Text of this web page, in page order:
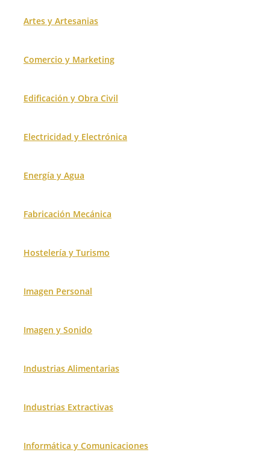
Artes y Artesanias
Comercio y Marketing
Edificación y Obra Civil
Electricidad y Electrónica
Energía y Agua
Fabricación Mecánica
Hostelería y Turismo
Imagen Personal
Imagen y Sonido
Industrias Alimentarias
Industrias Extractivas
Informática y Comunicaciones